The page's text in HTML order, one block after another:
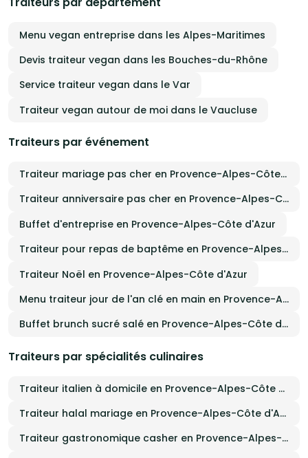
Menu vegan entreprise dans les Alpes-Maritimes
Devis traiteur vegan dans les Bouches-du-Rhône
Service traiteur vegan dans le Var
Traiteur vegan autour de moi dans le Vaucluse
Traiteurs par événement
Traiteur mariage pas cher en Provence-Alpes-Côte d'Azur
Traiteur anniversaire pas cher en Provence-Alpes-Côte d'Azur
Buffet d'entreprise en Provence-Alpes-Côte d'Azur
Traiteur pour repas de baptême en Provence-Alpes-Côte d'Azur
Traiteur Noël en Provence-Alpes-Côte d'Azur
Menu traiteur jour de l'an clé en main en Provence-Alpes-Côte d'Azur
Buffet brunch sucré salé en Provence-Alpes-Côte d'Azur
Traiteurs par spécialités culinaires
Traiteur italien à domicile en Provence-Alpes-Côte d'Azur
Traiteur halal mariage en Provence-Alpes-Côte d'Azur
Traiteur gastronomique casher en Provence-Alpes-Côte d'Azur